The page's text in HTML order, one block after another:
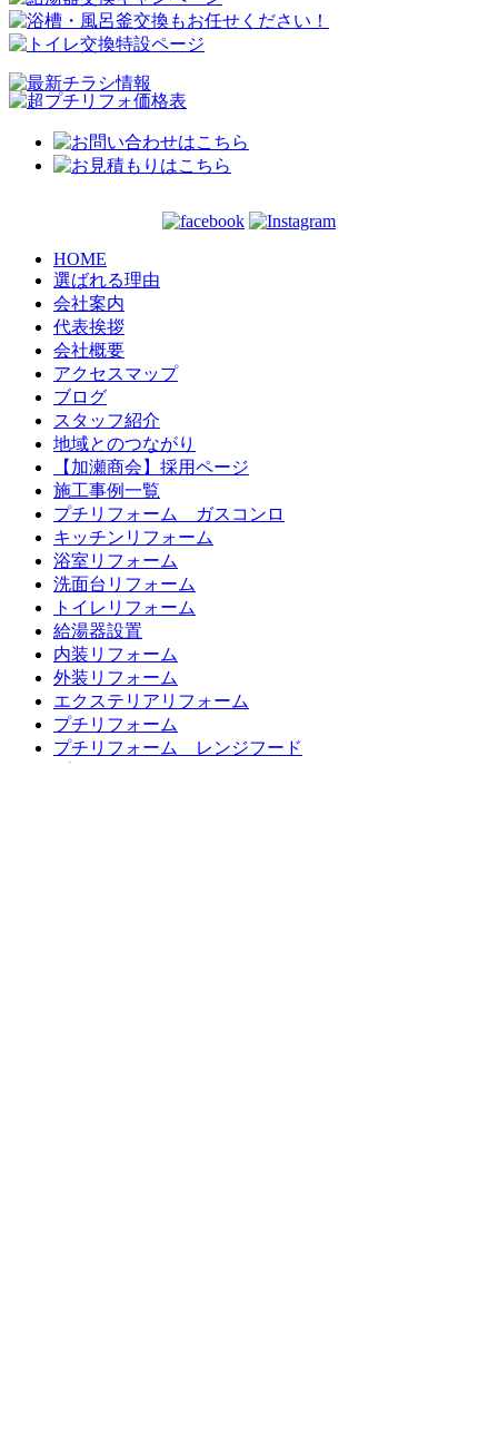
HOME
選ばれる理由
会社案内
代表挨拶
会社概要
アクセスマップ
ブログ
スタッフ紹介
地域とのつながり
【加瀬商会】採用ページ
施工事例一覧
プチリフォーム ガスコンロ
キッチンリフォーム
浴室リフォーム
洗面台リフォーム
トイレリフォーム
給湯器設置
内装リフォーム
外装リフォーム
エクステリアリフォーム
プチリフォーム
プチリフォーム レンジフード